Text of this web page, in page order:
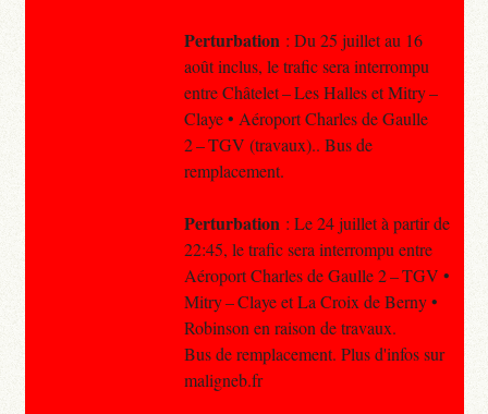
Perturbation : Du 25 juillet au 16
août inclus, le trafic sera interrompu
entre Châtelet – Les Halles et Mitry –
Claye • Aéroport Charles de Gaulle
2 – TGV (travaux).. Bus de
remplacement.
Perturbation : Le 24 juillet à partir de
22:45, le trafic sera interrompu entre
Aéroport Charles de Gaulle 2 – TGV •
Mitry – Claye et La Croix de Berny •
Robinson en raison de travaux.
Bus de remplacement. Plus d'infos sur
maligneb.fr